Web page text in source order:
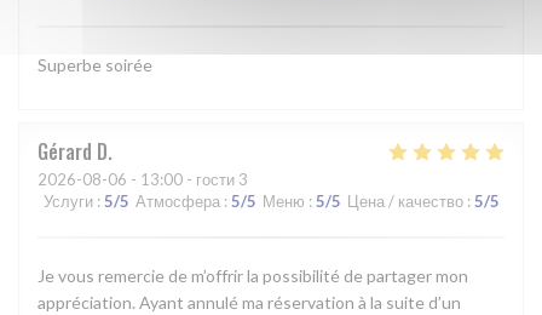
Superbe soirée
Gérard D
2026-08-06 - 13:00 - гости 3
Услуги : 5/5 Атмосфера : 5/5 Меню : 5/5 Цена / качество : 5/5
Je vous remercie de m’offrir la possibilité de partager mon
appréciation. Ayant annulé ma réservation à la suite d’un